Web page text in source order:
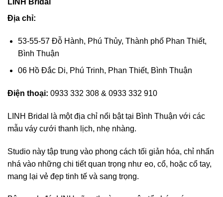
Địa chỉ:
53-55-57 Đỗ Hành, Phú Thủy, Thành phố Phan Thiết,
Bình Thuận
06 Hồ Đắc Di, Phú Trinh, Phan Thiết, Bình Thuận
Điện thoại: 0933 332 308 & 0933 332 910
LINH Bridal là một địa chỉ nổi bật tại Bình Thuận với các
mẫu váy cưới thanh lịch, nhẹ nhàng.
Studio này tập trung vào phong cách tối giản hóa, chỉ nhấn
nhá vào những chi tiết quan trọng như eo, cổ, hoặc cổ tay,
mang lại vẻ đẹp tinh tế và sang trọng.